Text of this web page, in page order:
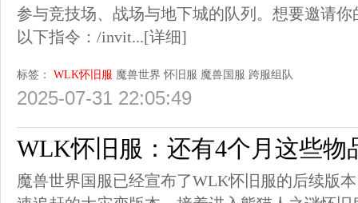
参与竞技场、战场与地下城的队列。想要邀请
以下指令：/invit...[详细]
标签： WLK怀旧服 魔兽世界 怀旧服 魔兽国服 跨服组队
2025-07-31 22:05:49
WLK怀旧服：还有4个月这些物
魔兽世界国服已经宣布了WLK怀旧服的后续版